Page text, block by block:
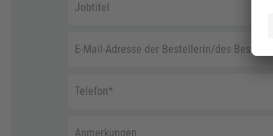
Jobtitel
E-Mail-Adresse der Bestellerin/des Bestellers
Telefon*
Anmerkungen